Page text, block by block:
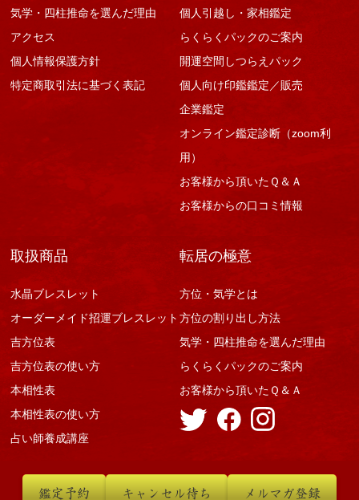
気学・四柱推命を選んだ理由
アクセス
個人情報保護方針
特定商取引法に基づく表記
個人引越し・家相鑑定
らくらくパックのご案内
開運空間しつらえパック
個人向け印鑑鑑定／販売
企業鑑定
オンライン鑑定診断（zoom利
用）
お客様から頂いたＱ＆Ａ
お客様からの口コミ情報
取扱商品
水晶ブレスレット
オーダーメイド招運ブレスレット
吉方位表
吉方位表の使い方
本相性表
本相性表の使い方
占い師養成講座
転居の極意
方位・気学とは
方位の割り出し方法
気学・四柱推命を選んだ理由
らくらくパックのご案内
お客様から頂いたＱ＆Ａ
鑑定予約 キャンセル待ち メルマガ登録